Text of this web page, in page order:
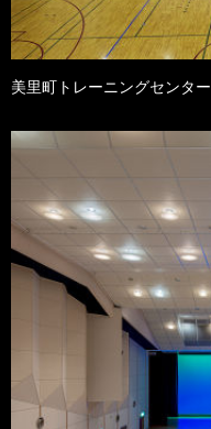
美里町トレーニングセンター